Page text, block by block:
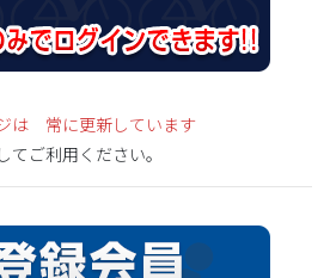
は 常に更新しています
てご利用ください。